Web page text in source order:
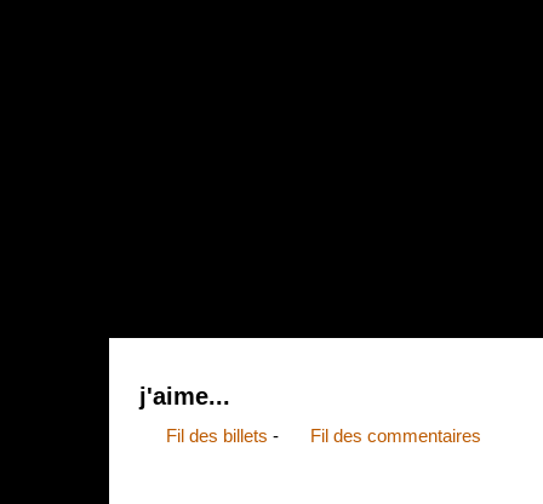
j'aime...
Fil des billets - Fil des commentaires